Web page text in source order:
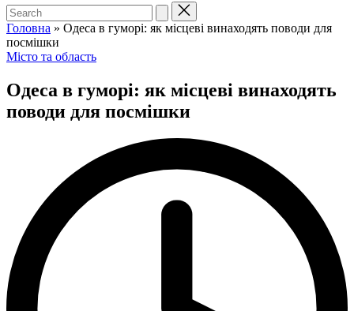
Search
for:
Головна » Одеса в гуморі: як місцеві винаходять поводи для
посмішки
Posted
Місто та область
Одеса в гуморі: як місцеві винаходять
поводи для посмішки